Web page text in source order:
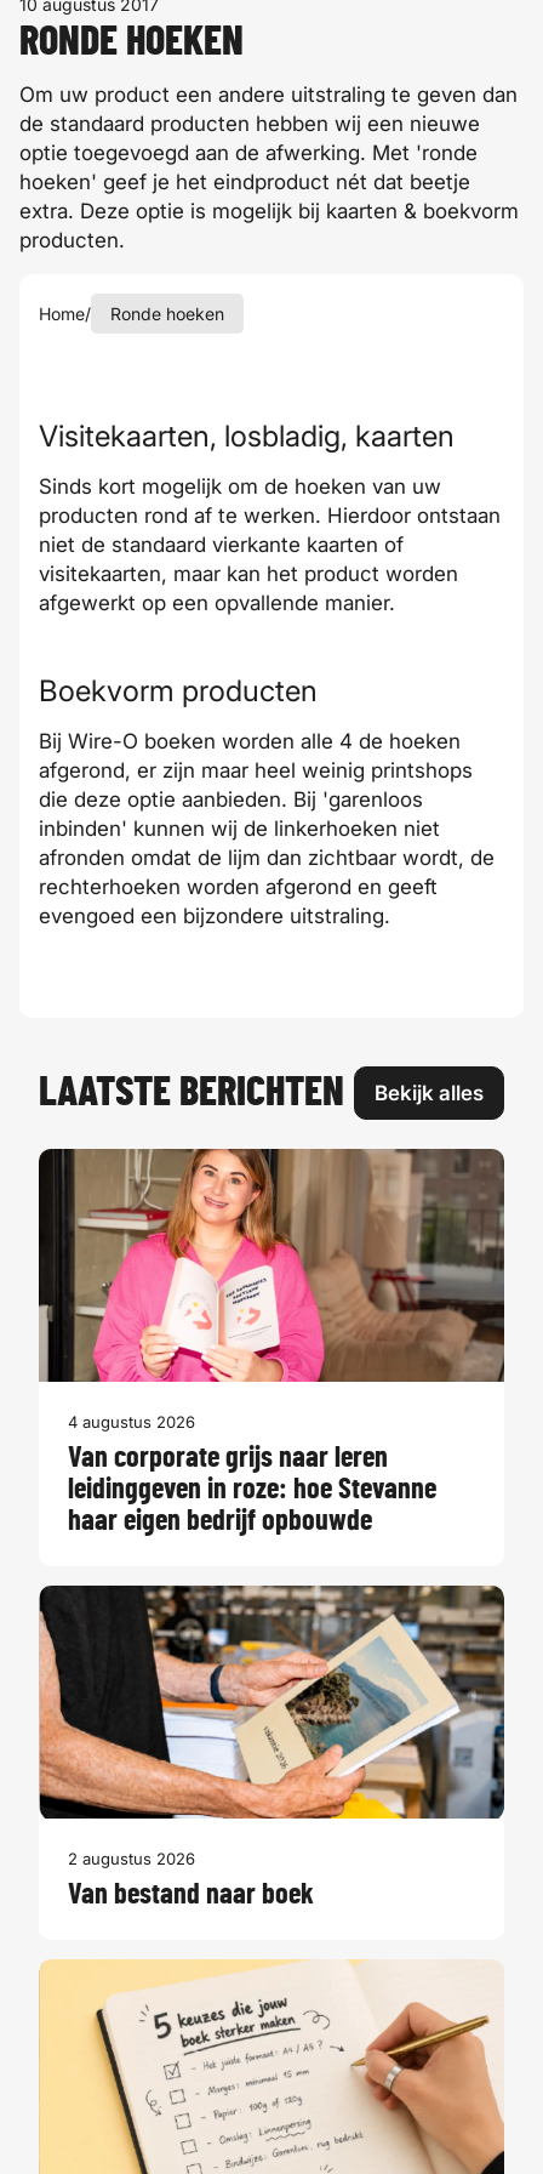
10 augustus 2017
RONDE HOEKEN
Om uw product een andere uitstraling te geven dan
de standaard producten hebben wij een nieuwe
optie toegevoegd aan de afwerking. Met 'ronde
hoeken' geef je het eindproduct nét dat beetje
extra. Deze optie is mogelijk bij kaarten & boekvorm
producten.
Home/ Ronde hoeken
Visitekaarten, losbladig, kaarten
Sinds kort mogelijk om de hoeken van uw
producten rond af te werken. Hierdoor ontstaan
niet de standaard vierkante kaarten of
visitekaarten, maar kan het product worden
afgewerkt op een opvallende manier.
Boekvorm producten
Bij Wire-O boeken worden alle 4 de hoeken
afgerond, er zijn maar heel weinig printshops
die deze optie aanbieden. Bij 'garenloos
inbinden' kunnen wij de linkerhoeken niet
afronden omdat de lijm dan zichtbaar wordt, de
rechterhoeken worden afgerond en geeft
evengoed een bijzondere uitstraling.
LAATSTE BERICHTEN Bekijk alles
4 augustus 2026
Van corporate grijs naar leren
leidinggeven in roze: hoe Stevanne
haar eigen bedrijf opbouwde
2 augustus 2026
Van bestand naar boek